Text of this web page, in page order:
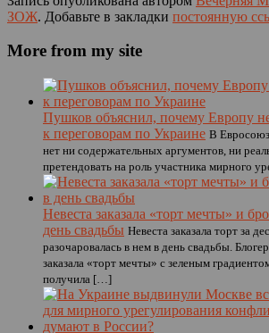
ЗОЖ. Добавьте в закладки постоянную
More from my site
Пушков объяснил, почему Европу
к переговорам по Украине В
нет ни содержательных аргументов, ни
претендовать на роль участника мирного
Невеста заказала «торт мечты» и
день свадьбы Невеста заказала торт за
разочаровалась в нем в день свадьбы.
заказала «торт мечты» с зеленым
получила […]